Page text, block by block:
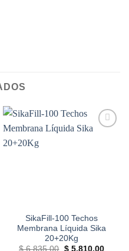
SikaFill-100 Techos
Membrana Líquida Sika
20+20Kg
$6.835,00 El
$5.810,00El